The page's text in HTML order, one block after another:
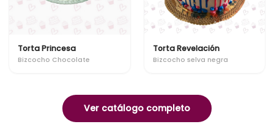
Torta Princesa
Bizcocho Chocolate
Torta Revelación
Bizcocho selva negra
Ver catálogo completo